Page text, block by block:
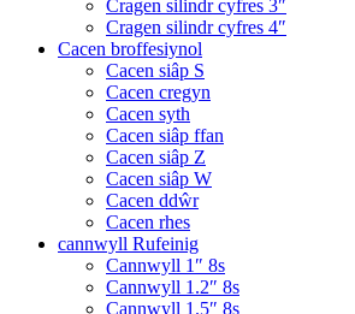
Cragen silindr cyfres 3″
Cragen silindr cyfres 4″
Cacen broffesiynol
Cacen siâp S
Cacen cregyn
Cacen syth
Cacen siâp ffan
Cacen siâp Z
Cacen siâp W
Cacen ddŵr
Cacen rhes
cannwyll Rufeinig
Cannwyll 1″ 8s
Cannwyll 1.2″ 8s
Cannwyll 1.5″ 8s